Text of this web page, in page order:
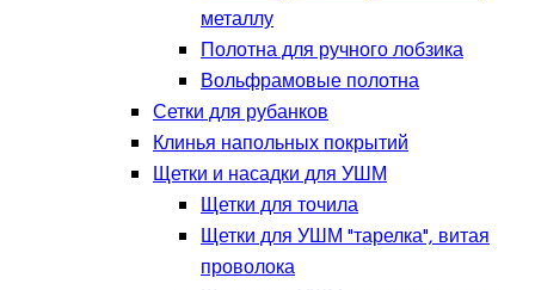
металлу
Полотна для ручного лобзика
Вольфрамовые полотна
Сетки для рубанков
Клинья напольных покрытий
Щетки и насадки для УШМ
Щетки для точила
Щетки для УШМ "тарелка", витая
проволока